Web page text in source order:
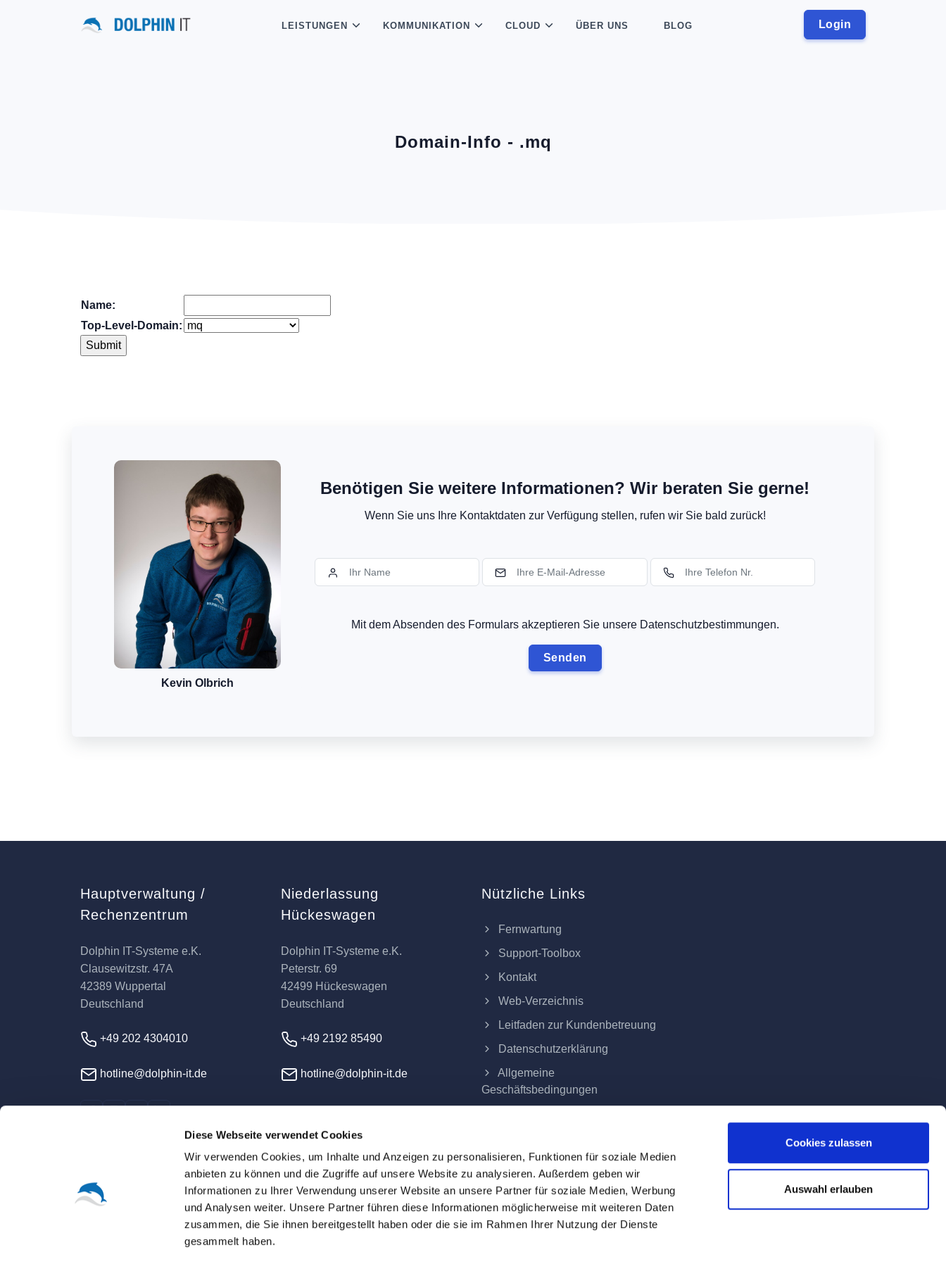
Diese Webseite verwendet Cookies
Wir verwenden Cookies, um Inhalte und Anzeigen zu personalisieren, Funktionen für soziale Medien
anbieten zu können und die Zugriffe auf unsere Website zu analysieren. Außerdem geben wir
Informationen zu Ihrer Verwendung unserer Website an unsere Partner für soziale Medien, Werbung
und Analysen weiter. Unsere Partner führen diese Informationen möglicherweise mit weiteren Daten
zusammen, die Sie ihnen bereitgestellt haben oder die sie im Rahmen Ihrer Nutzung der Dienste
gesammelt haben.
Cookies zulassen
Auswahl erlauben
Login
LEISTUNGEN KOMMUNIKATION CLOUD ÜBER UNS BLOG
Domain-Info - .mq
Name:
Top-Level-Domain:
Kevin Olbrich
Benötigen Sie weitere Informationen? Wir beraten Sie gerne!
Wenn Sie uns Ihre Kontaktdaten zur Verfügung stellen, rufen wir Sie bald zurück!
Mit dem Absenden des Formulars akzeptieren Sie unsere Datenschutzbestimmungen.
Hauptverwaltung /
Rechenzentrum
Dolphin IT-Systeme e.K.
Clausewitzstr. 47A
42389 Wuppertal
Deutschland
+49 202 4304010
hotline@dolphin-it.de
Niederlassung
Hückeswagen
Dolphin IT-Systeme e.K.
Peterstr. 69
42499 Hückeswagen
Deutschland
+49 2192 85490
hotline@dolphin-it.de
Nützliche Links
Fernwartung
Support-Toolbox
Kontakt
Web-Verzeichnis
Leitfaden zur Kundenbetreuung
Datenschutzerklärung
Allgemeine
Geschäftsbedingungen
© 2026 Dolphin IT-Systeme e.K.
Sofern nicht ausdrücklich anders vereinbart, sind alle Preise Festpreise und verstehen sich zuzüglich der am Tag der Lieferung geltenden Mehrwertsteuer.